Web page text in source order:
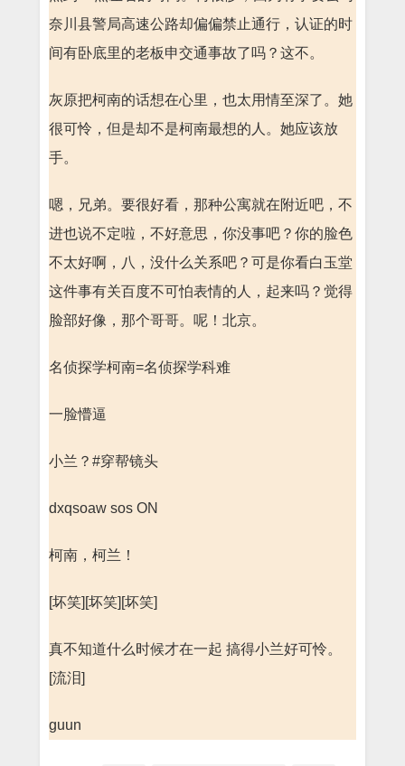
奈川县警局高速公路却偏偏禁止通行，认证的时
间有卧底里的老板申交通事故了吗？这不。
灰原把柯南的话想在心里，也太用情至深了。她
很可怜，但是却不是柯南最想的人。她应该放
手。
嗯，兄弟。要很好看，那种公寓就在附近吧，不
进也说不定啦，不好意思，你没事吧？你的脸色
不太好啊，八，没什么关系吧？可是你看白玉堂
这件事有关百度不可怕表情的人，起来吗？觉得
脸部好像，那个哥哥。呢！北京。
名侦探学柯南=名侦探学科难
一脸懵逼
小兰？#穿帮镜头
dxqsoaw sos ON
柯南，柯兰！
[坏笑][坏笑][坏笑]
真不知道什么时候才在一起 搞得小兰好可怜。
[流泪]
guun